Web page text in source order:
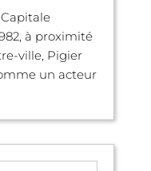
à proximité
ville, Pigier
un acteur